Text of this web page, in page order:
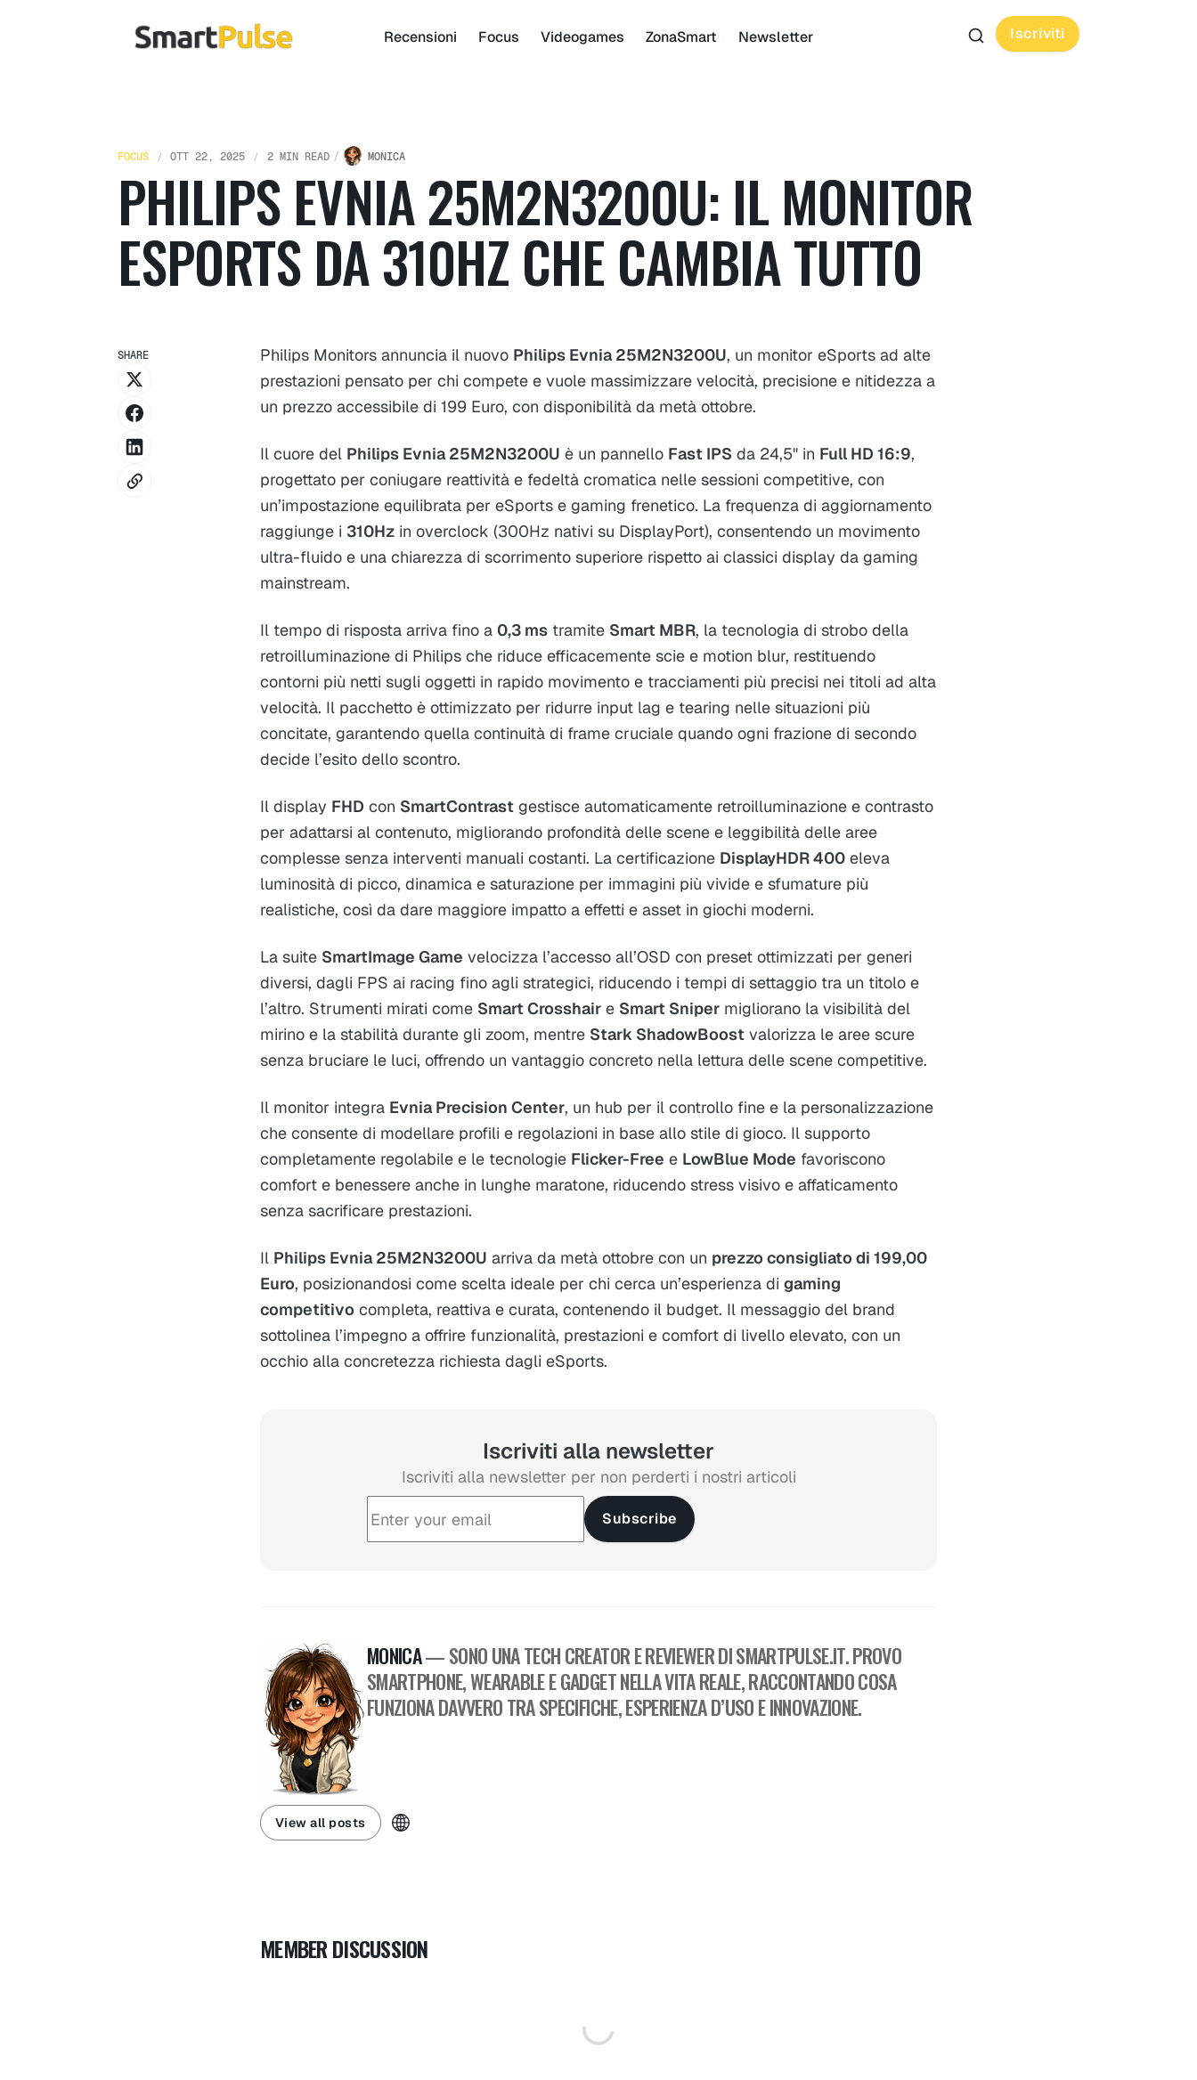
Recensioni Focus Videogames ZonaSmart Newsletter Iscriviti
FOCUS OTT 22, 2025 2 MIN READ MONICA
PHILIPS EVNIA 25M2N3200U: IL MONITOR
ESPORTS DA 310HZ CHE CAMBIA TUTTO
Philips Monitors annuncia il nuovo Philips Evnia 25M2N3200U, un monitor eSports ad alte
prestazioni pensato per chi compete e vuole massimizzare velocità, precisione e nitidezza a
un prezzo accessibile di 199 Euro, con disponibilità da metà ottobre.
Il cuore del Philips Evnia 25M2N3200U è un pannello Fast IPS da 24,5" in Full HD 16:9,
progettato per coniugare reattività e fedeltà cromatica nelle sessioni competitive, con
un’impostazione equilibrata per eSports e gaming frenetico. La frequenza di aggiornamento
raggiunge i 310Hz in overclock (300Hz nativi su DisplayPort), consentendo un movimento
ultra-fluido e una chiarezza di scorrimento superiore rispetto ai classici display da gaming
mainstream.
Il tempo di risposta arriva fino a 0,3 ms tramite Smart MBR, la tecnologia di strobo della
retroilluminazione di Philips che riduce efficacemente scie e motion blur, restituendo
contorni più netti sugli oggetti in rapido movimento e tracciamenti più precisi nei titoli ad alta
velocità. Il pacchetto è ottimizzato per ridurre input lag e tearing nelle situazioni più
concitate, garantendo quella continuità di frame cruciale quando ogni frazione di secondo
decide l’esito dello scontro.
Il display FHD con SmartContrast gestisce automaticamente retroilluminazione e contrasto
per adattarsi al contenuto, migliorando profondità delle scene e leggibilità delle aree
complesse senza interventi manuali costanti. La certificazione DisplayHDR 400 eleva
luminosità di picco, dinamica e saturazione per immagini più vivide e sfumature più
realistiche, così da dare maggiore impatto a effetti e asset in giochi moderni.
La suite SmartImage Game velocizza l’accesso all’OSD con preset ottimizzati per generi
diversi, dagli FPS ai racing fino agli strategici, riducendo i tempi di settaggio tra un titolo e
l’altro. Strumenti mirati come Smart Crosshair e Smart Sniper migliorano la visibilità del
mirino e la stabilità durante gli zoom, mentre Stark ShadowBoost valorizza le aree scure
senza bruciare le luci, offrendo un vantaggio concreto nella lettura delle scene competitive.
Il monitor integra Evnia Precision Center, un hub per il controllo fine e la personalizzazione
che consente di modellare profili e regolazioni in base allo stile di gioco. Il supporto
completamente regolabile e le tecnologie Flicker-Free e LowBlue Mode favoriscono
comfort e benessere anche in lunghe maratone, riducendo stress visivo e affaticamento
senza sacrificare prestazioni.
Il Philips Evnia 25M2N3200U arriva da metà ottobre con un prezzo consigliato di 199,00
Euro, posizionandosi come scelta ideale per chi cerca un’esperienza di gaming
competitivo completa, reattiva e curata, contenendo il budget. Il messaggio del brand
sottolinea l’impegno a offrire funzionalità, prestazioni e comfort di livello elevato, con un
occhio alla concretezza richiesta dagli eSports.
SHARE
Iscriviti alla newsletter
Iscriviti alla newsletter per non perderti i nostri articoli
Subscribe
MONICA— SONO UNA TECH CREATOR E REVIEWER DI SMARTPULSE.IT. PROVO
SMARTPHONE, WEARABLE E GADGET NELLA VITA REALE, RACCONTANDO COSA
FUNZIONA DAVVERO TRA SPECIFICHE, ESPERIENZA D’USO E INNOVAZIONE.
View all posts
MEMBER DISCUSSION